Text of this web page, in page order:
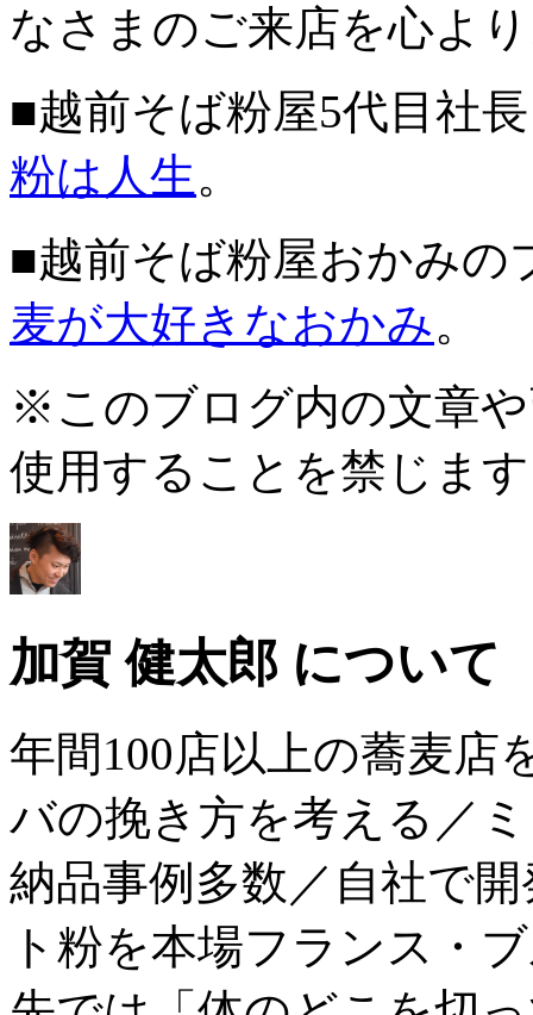
なさまのご来店を心よ
■越前そば粉屋5代目社
粉は人生。
■越前そば粉屋おかみの
麦が大好きなおかみ。
※このブログ内の文章
使用することを禁じま
加賀 健太郎 について
年間100店以上の蕎麦店
バの挽き方を考える／
納品事例多数／自社で
ト粉を本場フランス・